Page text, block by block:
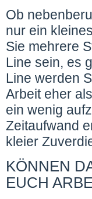
Ob
nur ein
Sie mehrere
Line sein, es
Line werden
Arbeit eher
ein wenig
Zeitaufwand
kleier
KÖNNEN
EUCH